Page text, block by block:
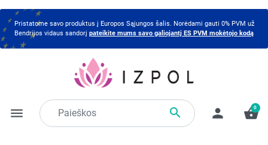
Pristatome savo produktus į Europos Sąjungos šalis. Norėdami gauti 0% PVM už
Bendrijos vidaus sandorį pateikite mums savo galiojantį ES PVM mokėtojo kodą
menu  person shopping_basket
0